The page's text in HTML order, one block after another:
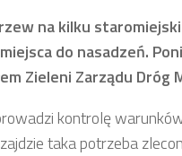
na kilku
do nasadzeń.
Zieleni Zarządu Dróg
kontrolę
taka potrzeba